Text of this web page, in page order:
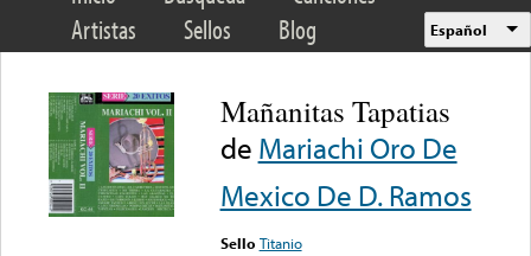
Artistas
Sellos Blog Español
Mañanitas Tapatias
de Mariachi Oro De
Mexico De D. Ramos
Sello Titanio